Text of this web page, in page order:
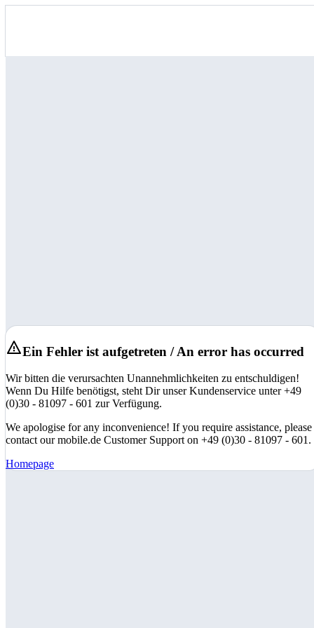
Ein Fehler ist aufgetreten / An error has occurred
Wir bitten die verursachten Unannehmlichkeiten zu entschuldigen!
Wenn Du Hilfe benötigst, steht Dir unser Kundenservice unter +49
(0)30 - 81097 - 601 zur Verfügung.
We apologise for any inconvenience! If you require assistance, please
contact our mobile.de Customer Support on +49 (0)30 - 81097 - 601.
Homepage